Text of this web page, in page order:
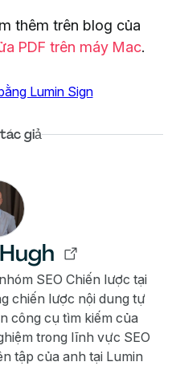
thêm trên blog của
PDF trên máy Mac.
Lumin Sign
giả
SEO Chiến lược tại
chiến lược nội dung tự
công cụ tìm kiếm của
trong lĩnh vực SEO
tập của anh tại Lumin